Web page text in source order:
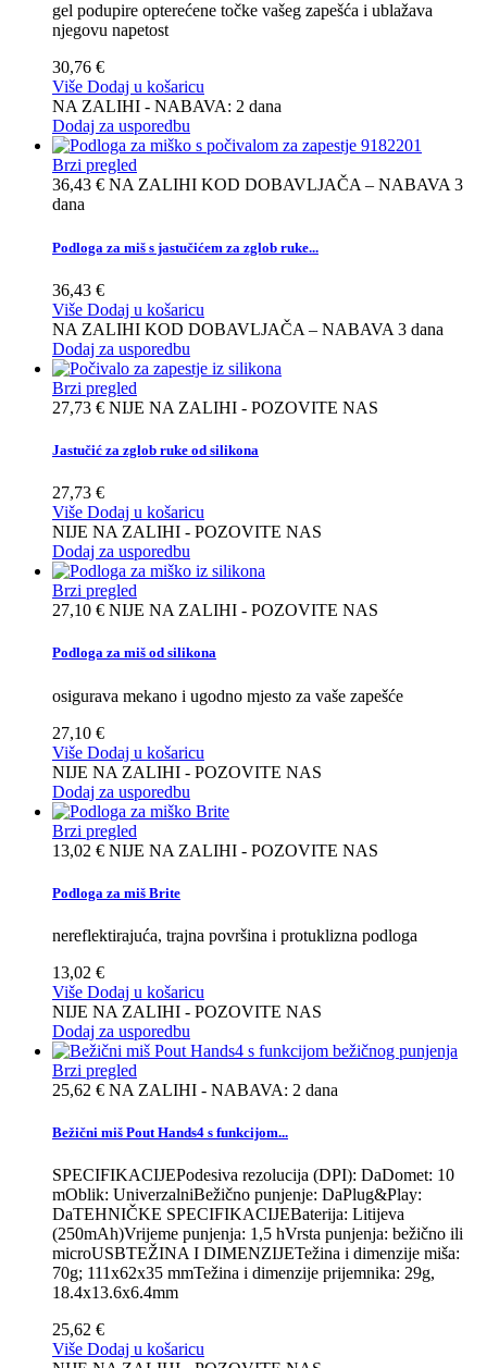
gel podupire opterećene točke vašeg zapešća i ublažava
njegovu napetost
30,76 €
Više Dodaj u košaricu
NA ZALIHI - NABAVA: 2 dana
Dodaj za usporedbu
Brzi pregled
36,43 € NA ZALIHI KOD DOBAVLJAČA – NABAVA 3
dana
Podloga za miš s jastučićem za zglob ruke...
36,43 €
Više Dodaj u košaricu
NA ZALIHI KOD DOBAVLJAČA – NABAVA 3 dana
Dodaj za usporedbu
Brzi pregled
27,73 € NIJE NA ZALIHI - POZOVITE NAS
Jastučić za zglob ruke od silikona
27,73 €
Više Dodaj u košaricu
NIJE NA ZALIHI - POZOVITE NAS
Dodaj za usporedbu
Brzi pregled
27,10 € NIJE NA ZALIHI - POZOVITE NAS
Podloga za miš od silikona
osigurava mekano i ugodno mjesto za vaše zapešće
27,10 €
Više Dodaj u košaricu
NIJE NA ZALIHI - POZOVITE NAS
Dodaj za usporedbu
Brzi pregled
13,02 € NIJE NA ZALIHI - POZOVITE NAS
Podloga za miš Brite
nereflektirajuća, trajna površina i protuklizna podloga
13,02 €
Više Dodaj u košaricu
NIJE NA ZALIHI - POZOVITE NAS
Dodaj za usporedbu
Brzi pregled
25,62 € NA ZALIHI - NABAVA: 2 dana
Bežični miš Pout Hands4 s funkcijom...
SPECIFIKACIJEPodesiva rezolucija (DPI): DaDomet: 10
mOblik: UniverzalniBežično punjenje: DaPlug&Play:
DaTEHNIČKE SPECIFIKACIJEBaterija: Litijeva
(250mAh)Vrijeme punjenja: 1,5 hVrsta punjenja: bežično ili
microUSBTEŽINA I DIMENZIJETežina i dimenzije miša:
70g; 111x62x35 mmTežina i dimenzije prijemnika: 29g,
18.4x13.6x6.4mm
25,62 €
Više Dodaj u košaricu